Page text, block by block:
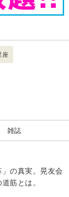
座
雑誌
の真実。晃友会
筋とは。